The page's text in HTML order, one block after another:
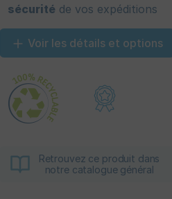
sécurité de vos expéditions
Voir les détails et options
Retrouvez ce produit dans
notre catalogue général